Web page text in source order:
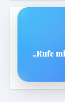
„Rufe